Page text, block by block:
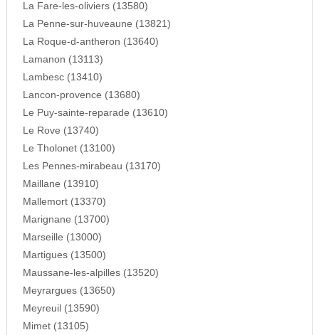
La Fare-les-oliviers (13580)
La Penne-sur-huveaune (13821)
La Roque-d-antheron (13640)
Lamanon (13113)
Lambesc (13410)
Lancon-provence (13680)
Le Puy-sainte-reparade (13610)
Le Rove (13740)
Le Tholonet (13100)
Les Pennes-mirabeau (13170)
Maillane (13910)
Mallemort (13370)
Marignane (13700)
Marseille (13000)
Martigues (13500)
Maussane-les-alpilles (13520)
Meyrargues (13650)
Meyreuil (13590)
Mimet (13105)